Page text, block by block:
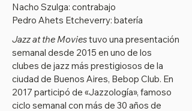
Nacho Szulga: contrabajo
Pedro Ahets Etcheverry: batería
Jazz at the Moviestuvo una presentación
semanal desde 2015 en uno de los
clubes de jazz más prestigiosos de la
ciudad de Buenos Aires, Bebop Club. En
2017 participó de «Jazzología», famoso
ciclo semanal con más de 30 años de